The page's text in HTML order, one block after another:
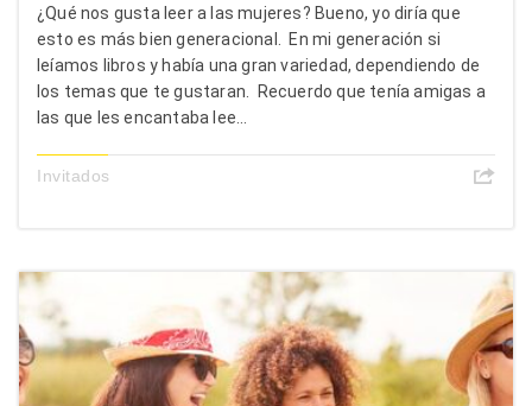
¿Qué nos gusta leer a las mujeres? Bueno, yo diría que
esto es más bien generacional. En mi generación si
leíamos libros y había una gran variedad, dependiendo de
los temas que te gustaran. Recuerdo que tenía amigas a
las que les encantaba lee...
Invitados